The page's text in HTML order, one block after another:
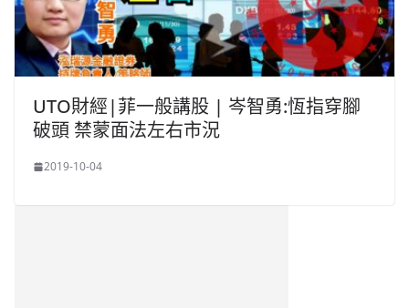
UTO財經|菲一般講股 | 岑智勇:恆指穿腳
破頭 禁蒙面法左右市況
2019-10-04